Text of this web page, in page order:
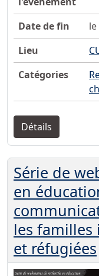
Date de fin
Lieu
Catégories
Détails
Série de
en
les familles
et réfugiées